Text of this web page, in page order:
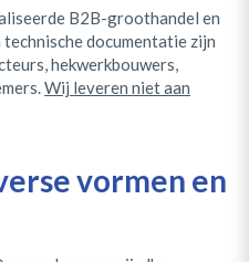
B2B-groothandel en
documentatie zijn
hekwerkbouwers,
Wij leveren niet aan
vormen en